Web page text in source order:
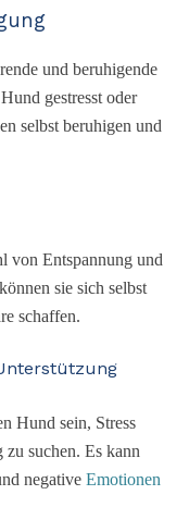
und beruhigende
gestresst oder
selbst beruhigen und
von Entspannung und
sie sich selbst
schaffen.
Hund sein, Stress
zu suchen. Es kann
negative Emotionen